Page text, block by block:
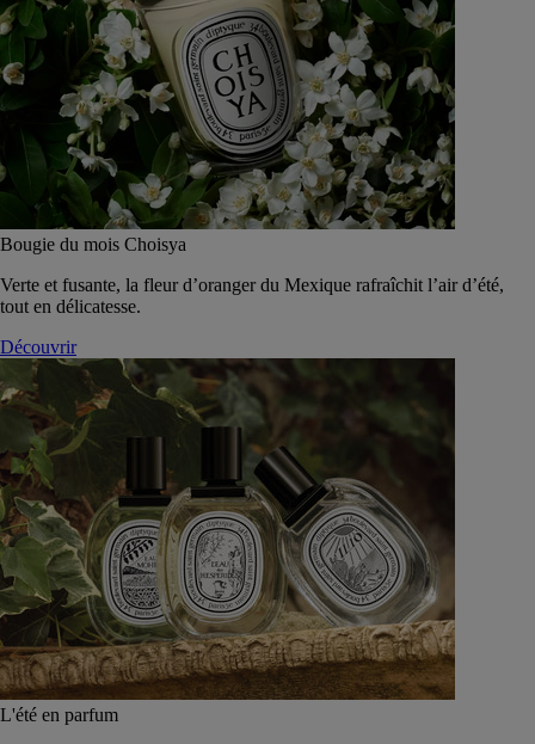
Bougie du mois Choisya
Verte et fusante, la fleur d’oranger du Mexique rafraîchit l’air d’été,
tout en délicatesse.
Découvrir
L'été en parfum